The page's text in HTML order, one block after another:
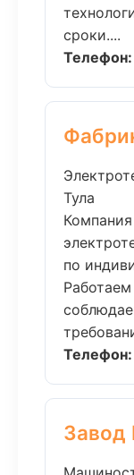
сроки....
Телефон:
Тула
по
Телефон:
Завод